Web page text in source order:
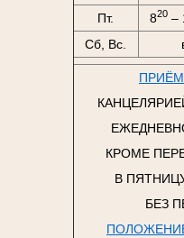
Пт. 820 –
Сб, Вс.
КРОМЕ
В
БЕЗ